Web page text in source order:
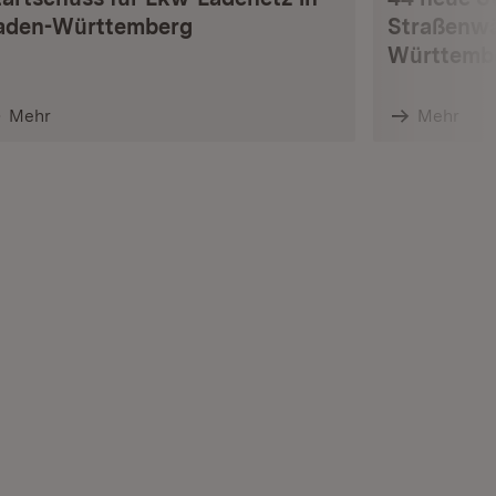
Württemberg
Mehr Mehr